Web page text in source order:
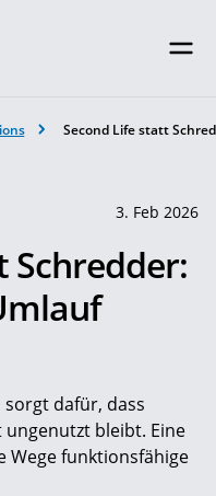
Second Life statt
3. Feb 2026
Schredder:
dafür, dass
bleibt. Eine
Wege funktionsfähige